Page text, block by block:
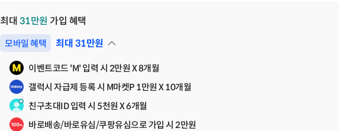
최대 31만원 가입 혜택
모바일 혜택 최대 31만원
펼쳐보기
이벤트코드 'M' 입력 시 2만원 X 8개월
갤럭시 자급제 등록 시 M마켓P 1만원 X 10개월
친구초대ID 입력 시 5천원 X 6개월
바로배송/바로유심/쿠팡유심으로 가입 시 2만원